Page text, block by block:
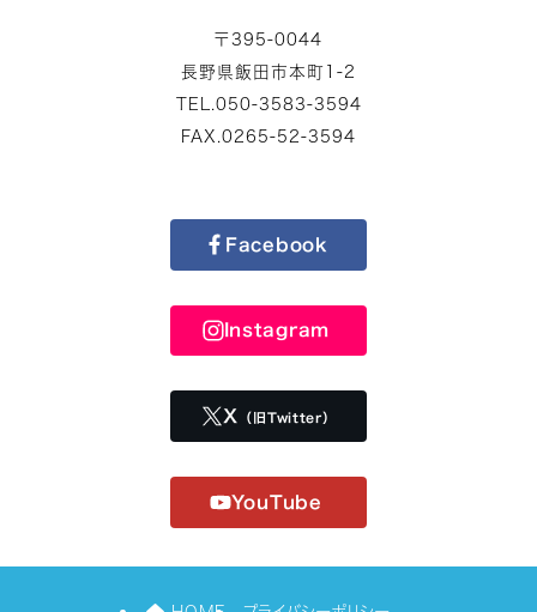
〒395-0044
長野県飯田市本町1-2
TEL.050-3583-3594
FAX.0265-52-3594
Facebook
Instagram
X （旧Twitter）
YouTube